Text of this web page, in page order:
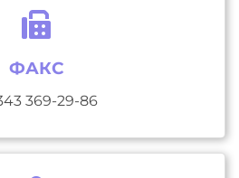
ФАКС
369-29-86